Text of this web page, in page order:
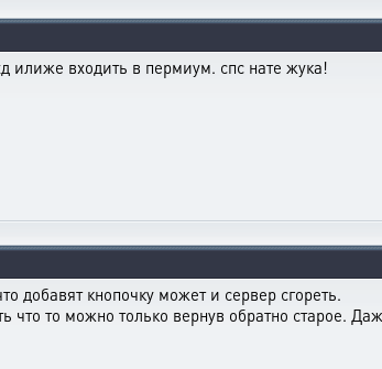
илиже входить в пермиум. спс нате жука!
добавят кнопочку может и сервер сгореть.
что то можно только вернув обратно старое.